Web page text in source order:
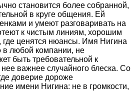
становится более собранной,
в круге общения. Ей
и умеют разговаривать на
к чистым линиям, хорошим
где ценятся нюансы. Имя Нигина
в любой компании, не
быть требовательной к
важнее случайного блеска. Со
доверие дороже
имени Нигина: не в громкости,